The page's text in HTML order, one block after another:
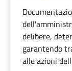
delibere,
garantendo
alle azioni